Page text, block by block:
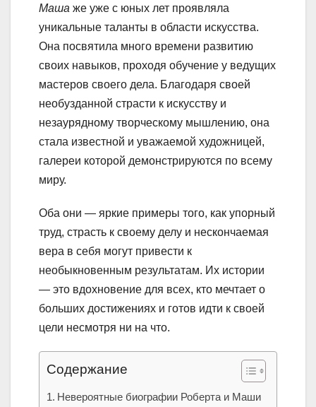
Маша же уже с юных лет проявляла
уникальные таланты в области искусства.
Она посвятила много времени развитию
своих навыков, проходя обучение у ведущих
мастеров своего дела. Благодаря своей
необузданной страсти к искусству и
незаурядному творческому мышлению, она
стала известной и уважаемой художницей,
галереи которой демонстрируются по всему
миру.
Оба они — яркие примеры того, как упорный
труд, страсть к своему делу и нескончаемая
вера в себя могут привести к
необыкновенным результатам. Их истории
— это вдохновение для всех, кто мечтает о
больших достижениях и готов идти к своей
цели несмотря ни на что.
Содержание
Невероятные биографии Роберта и Маши